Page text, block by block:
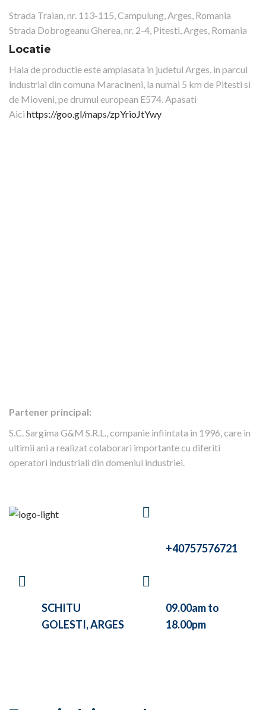
Strada Traian, nr. 113-115, Campulung, Arges, Romania
Strada Dobrogeanu Gherea, nr. 2-4, Pitesti, Arges, Romania
Locatie
Hala de productie este amplasata in judetul Arges, in parcul
industrial din comuna Maracineni, la numai 5 km de Pitesti si
de Mioveni, pe drumul european E574. Apasati
Aici https://goo.gl/maps/zpYrioJtYwy
Partener principal:
S.C. Sargima G&M S.R.L., companie infiintata in 1996, care in
ultimii ani a realizat colaborari importante cu diferiti
operatori industriali din domeniul industriei.
+40757576721
SCHITU
GOLESTI, ARGES
09.00am to
18.00pm